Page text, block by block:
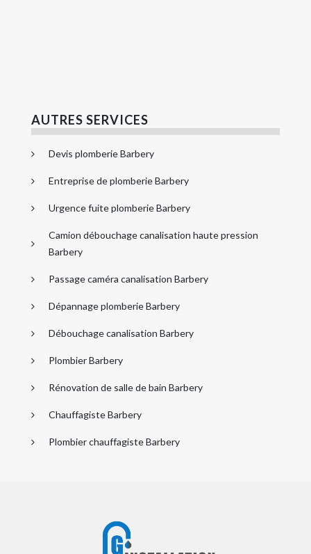
AUTRES SERVICES
Devis plomberie Barbery
Entreprise de plomberie Barbery
Urgence fuite plomberie Barbery
Camion débouchage canalisation haute pression
Barbery
Passage caméra canalisation Barbery
Dépannage plomberie Barbery
Débouchage canalisation Barbery
Plombier Barbery
Rénovation de salle de bain Barbery
Chauffagiste Barbery
Plombier chauffagiste Barbery